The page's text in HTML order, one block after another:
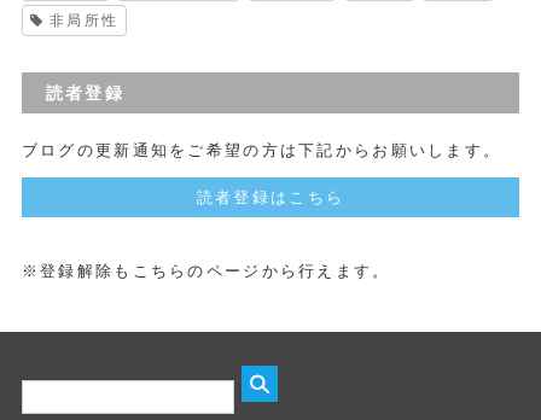
非局所性
読者登録
ブログの更新通知をご希望の方は下記からお願いします。
読者登録はこちら
※登録解除もこちらのページから行えます。